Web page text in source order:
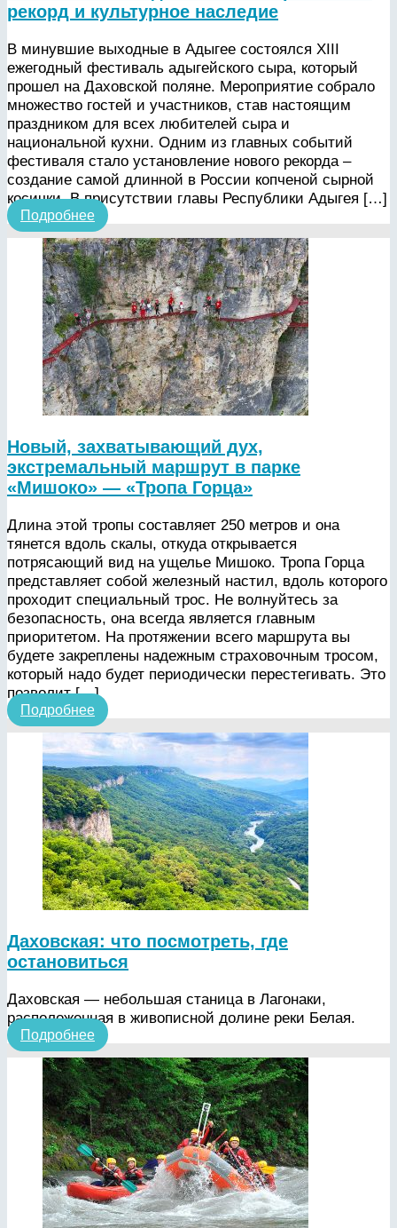
рекорд и культурное наследие
В минувшие выходные в Адыгее состоялся XIII
ежегодный фестиваль адыгейского сыра, который
прошел на Даховской поляне. Мероприятие собрало
множество гостей и участников, став настоящим
праздником для всех любителей сыра и
национальной кухни. Одним из главных событий
фестиваля стало установление нового рекорда –
создание самой длинной в России копченой сырной
косички. В присутствии главы Республики Адыгея […]
Подробнее
Новый, захватывающий дух,
экстремальный маршрут в парке
«Мишоко» — «Тропа Горца»
Длина этой тропы составляет 250 метров и она
тянется вдоль скалы, откуда открывается
потрясающий вид на ущелье Мишоко. Тропа Горца
представляет собой железный настил, вдоль которого
проходит специальный трос. Не волнуйтесь за
безопасность, она всегда является главным
приоритетом. На протяжении всего маршрута вы
будете закреплены надежным страховочным тросом,
который надо будет периодически перестегивать. Это
позволит […]
Подробнее
Даховская: что посмотреть, где
остановиться
Даховская — небольшая станица в Лагонаки,
расположенная в живописной долине реки Белая.
Подробнее